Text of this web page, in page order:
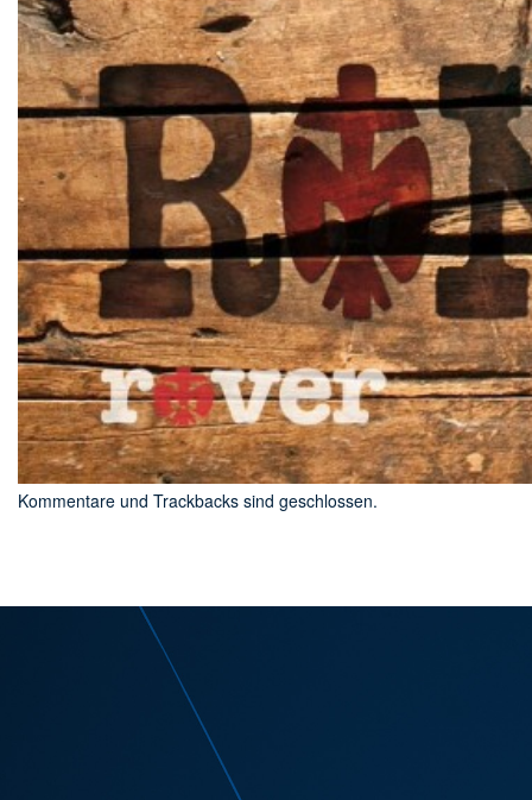
Kommentare und Trackbacks sind geschlossen.